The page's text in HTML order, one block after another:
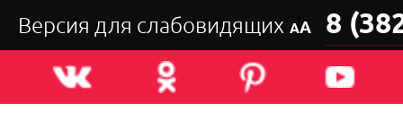
Версия для слабовидящих АА 8